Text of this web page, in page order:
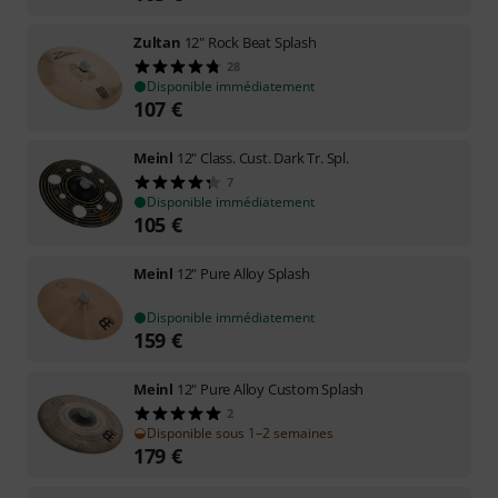
Zultan 12" Rock Beat Splash
28
Disponible immédiatement
107 €
Meinl 12" Class. Cust. Dark Tr. Spl.
7
Disponible immédiatement
105 €
Meinl 12" Pure Alloy Splash
Disponible immédiatement
159 €
Meinl 12" Pure Alloy Custom Splash
2
Disponible sous 1–2 semaines
179 €